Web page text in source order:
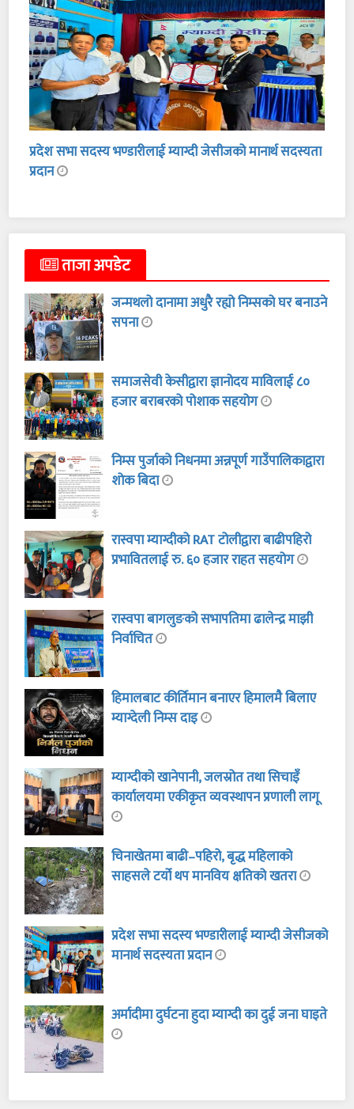
प्रदेश सभा सदस्य भण्डारीलाई म्याग्दी जेसीजको मानार्थ सदस्यता
प्रदान
ताजा अपडेट
जन्मथलो दानामा अधुरै रह्यो निम्सको घर बनाउने
सपना
समाजसेवी केसीद्वारा ज्ञानोदय माविलाई ८०
हजार बराबरको पोशाक सहयोग
निम्स पुर्जाको निधनमा अन्नपूर्ण गाउँपालिकाद्वारा
शोक बिदा
रास्वपा म्याग्दीको RAT टोलीद्वारा बाढीपहिरो
प्रभावितलाई रु. ६० हजार राहत सहयोग
रास्वपा बागलुङको सभापतिमा ढालेन्द्र माझी
निर्वाचित
हिमालबाट कीर्तिमान बनाएर हिमालमै बिलाए
म्याग्देली निम्स दाइ
म्याग्दीको खानेपानी, जलस्रोत तथा सिचाइँ
कार्यालयमा एकीकृत व्यवस्थापन प्रणाली लागू
चिनाखेतमा बाढी–पहिरो, बृद्ध महिलाको
साहसले टर्यो थप मानविय क्षतिको खतरा
प्रदेश सभा सदस्य भण्डारीलाई म्याग्दी जेसीजको
मानार्थ सदस्यता प्रदान
अर्मादीमा दुर्घटना हुदा म्याग्दी का दुई जना घाइते